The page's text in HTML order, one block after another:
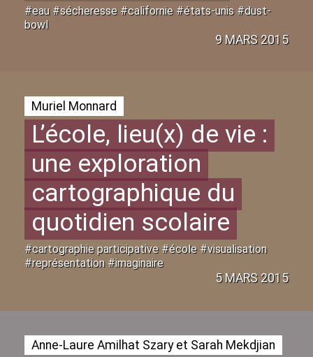
#eau #sécheresse #californie #états-unis #dust-
bowl
9 MARS 2015
Muriel Monnard
L’école, lieu(x) de vie :
une exploration
cartographique du
quotidien scolaire
#cartographie participative #école #visualisation
#représentation #imaginaire
5 MARS 2015
Anne-Laure Amilhat Szary et Sarah Mekdjian